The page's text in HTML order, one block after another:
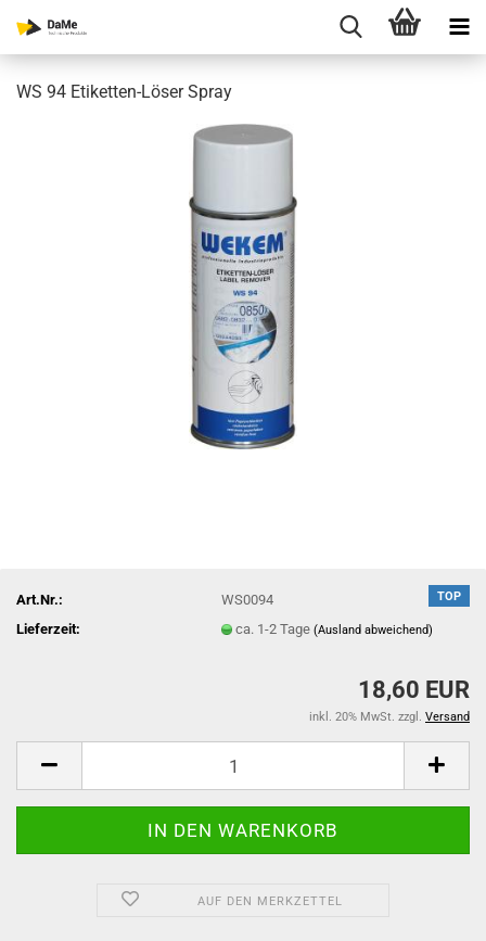
WS 94 Etiketten-Löser Spray
TOP
Art.Nr.:
WS0094
Lieferzeit:
ca. 1-2 Tage(Ausland abweichend)
18,60 EUR
inkl. 20% MwSt. zzgl. Versand
AUF DEN MERKZETTEL